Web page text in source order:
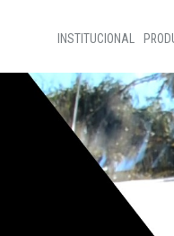
INSTITUCIONAL
Sobre nosotros
Programas sociales
Código Ético
Nuestra gente